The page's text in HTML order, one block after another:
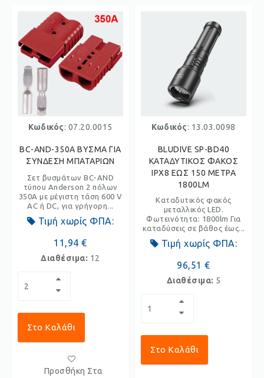
Κωδικός: 07.20.0015
BC-AND-350A ΒΥΣΜΑ ΓΙΑ
ΣΥΝΔΕΣΗ ΜΠΑΤΑΡΙΩΝ
Σετ βυσμάτων BC-AND
τύπου Anderson 2 πόλων
350A με μέγιστη τάση 600 V
AC ή DC, για γρήγορη...
Τιμή χωρίς ΦΠΑ:
11,94 €
Διαθέσιμα: 12
Στο Καλάθι
Προσθήκη Στα
Κωδικός: 13.03.0098
BLUDIVE SP-BD40
ΚΑΤΑΔΥΤΙΚΟΣ ΦΑΚΟΣ
IPX8 ΕΩΣ 150 ΜΕΤΡΑ
1800LM
Καταδυτικός φακός
μεταλλικός LED.
Φωτεινότητα: 1800lm Για
καταδύσεις σε βάθος έως...
Τιμή χωρίς ΦΠΑ:
96,51 €
Διαθέσιμα: 5
Στο Καλάθι